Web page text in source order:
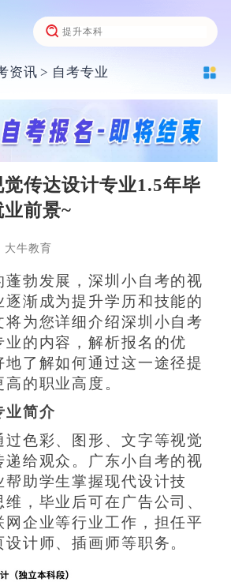
资讯 > 自考专业
传达设计专业1.5年毕
前景~
大牛教育
蓬勃发展，深圳小自考的视
逐渐成为提升学历和技能的
将为您详细介绍深圳小自考
业的内容，解析报名的优
了解如何通过这一途径提
的职业高度。
业简介
过色彩、图形、文字等视觉
递给观众。广东小自考的视
帮助学生掌握现代设计技
，毕业后可在广告公司、
网企业等行业工作，担任平
计师、插画师等职务。